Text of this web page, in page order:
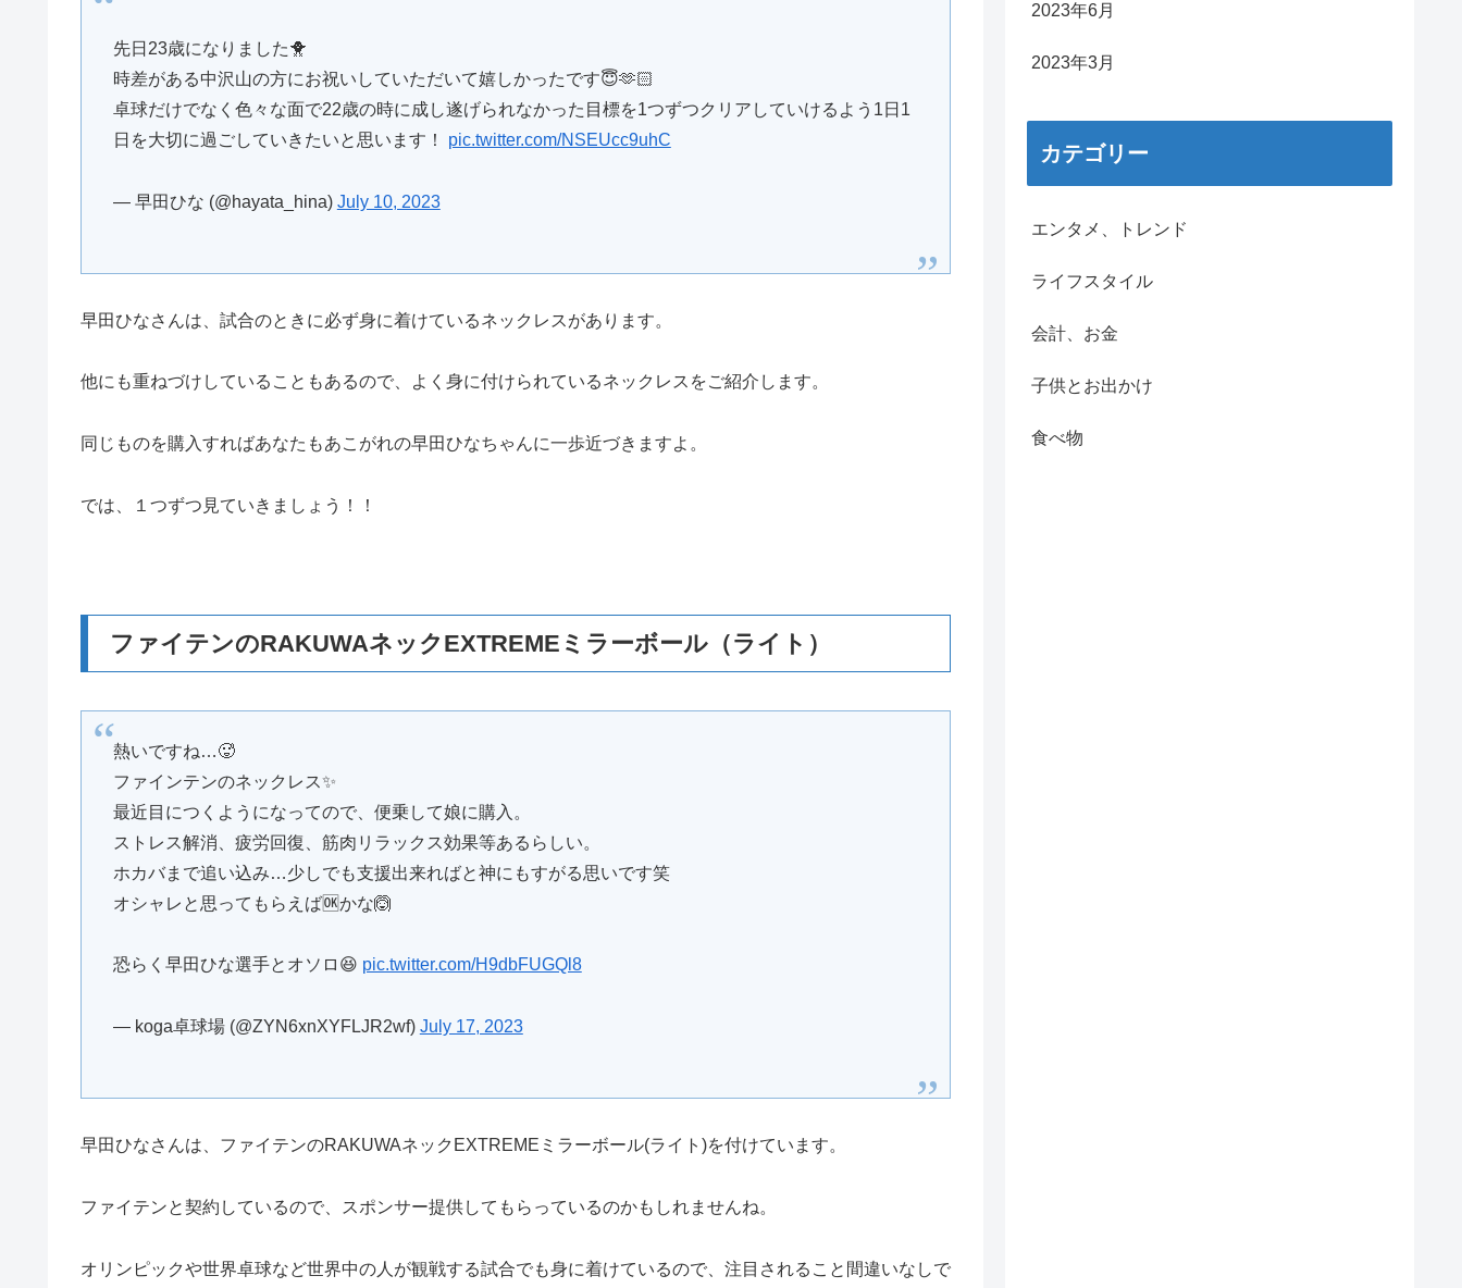
先日23歳になりました︎🐥
時差がある中沢山の方にお祝いしていただいて嬉しかったです😇🫶🏻
卓球だけでなく色々な面で22歳の時に成し遂げられなかった目標を1つずつクリアしていけるよう1日1
日を大切に過ごしていきたいと思います！ pic.twitter.com/NSEUcc9uhC
— 早田ひな (@hayata_hina) July 10, 2023
早田ひなさんは、試合のときに必ず身に着けているネックレスがあります。
他にも重ねづけしていることもあるので、よく身に付けられているネックレスをご紹介します。
同じものを購入すればあなたもあこがれの早田ひなちゃんに一歩近づきますよ。
では、１つずつ見ていきましょう！！
ファイテンのRAKUWAネックEXTREMEミラーボール（ライト）
熱いですね…🥵
ファインテンのネックレス✨
最近目につくようになってので、便乗して娘に購入。
ストレス解消、疲労回復、筋肉リラックス効果等あるらしい。
ホカバまで追い込み…少しでも支援出来ればと神にもすがる思いです笑
オシャレと思ってもらえば🆗かな🙆
恐らく早田ひな選手とオソロ😆 pic.twitter.com/H9dbFUGQl8
— koga卓球場 (@ZYN6xnXYFLJR2wf) July 17, 2023
早田ひなさんは、ファイテンのRAKUWAネックEXTREMEミラーボール(ライト)を付けています。
ファイテンと契約しているので、スポンサー提供してもらっているのかもしれませんね。
オリンピックや世界卓球など世界中の人が観戦する試合でも身に着けているので、注目されること間違いなしで
2023年6月
2023年3月
カテゴリー
エンタメ、トレンド
ライフスタイル
会計、お金
子供とお出かけ
食べ物